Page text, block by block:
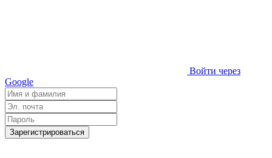
Войти через
Google
Зарегистрироваться